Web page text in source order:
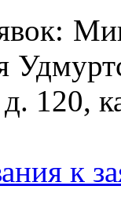
120,
к